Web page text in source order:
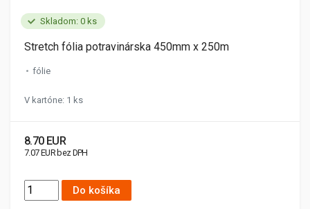
Skladom: 0 ks
Stretch fólia potravinárska 450mm x 250m
fólie
V kartóne: 1 ks
8.70 EUR
7.07 EUR bez DPH
Do košíka